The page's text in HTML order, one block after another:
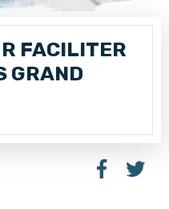
FACILITER
GRAND